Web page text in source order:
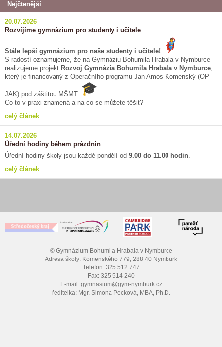
Nejčtenější
20.07.2026
Rozvíjíme gymnázium pro studenty i učitele
Stále lepší gymnázium pro naše studenty i učitele!
S radostí oznamujeme, že na Gymnáziu Bohumila Hrabala v Nymburce
realizujeme projekt Rozvoj Gymnázia Bohumila Hrabala v Nymburce,
který je financovaný z Operačního programu Jan Amos Komenský (OP
JAK) pod záštitou MŠMT.
Co to v praxi znamená a na co se můžete těšit?
celý článek
14.07.2026
Úřední hodiny během prázdnin
Úřední hodiny školy jsou každé pondělí od 9.00 do 11.00 hodin.
celý článek
© Gymnázium Bohumila Hrabala v Nymburce
Adresa školy: Komenského 779, 288 40 Nymburk
Telefon: 325 512 747
Fax: 325 514 240
E-mail: gymnasium@gym-nymburk.cz
ředitelka: Mgr. Simona Pecková, MBA, Ph.D.